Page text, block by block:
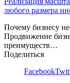
любого размера
Почему бизнесу
Продвижение
преимуществ…
Поделиться
Facebook